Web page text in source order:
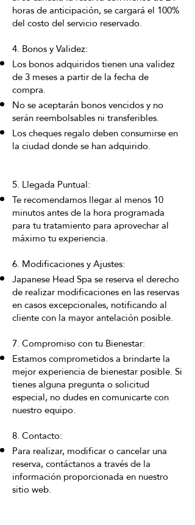
horas de anticipación, se cargará el 100%
del costo del servicio reservado.
4. Bonos y Validez:
Los bonos adquiridos tienen una validez
de 3 meses a partir de la fecha de
compra.
No se aceptarán bonos vencidos y no
serán reembolsables ni transferibles.
Los cheques regalo deben consumirse en
la ciudad donde se han adquirido.
5. Llegada Puntual:
Te recomendamos llegar al menos 10
minutos antes de la hora programada
para tu tratamiento para aprovechar al
máximo tu experiencia.
6. Modificaciones y Ajustes:
Japanese Head Spa se reserva el derecho
de realizar modificaciones en las reservas
en casos excepcionales, notificando al
cliente con la mayor antelación posible.
7. Compromiso con tu Bienestar:
Estamos comprometidos a brindarte la
mejor experiencia de bienestar posible. Si
tienes alguna pregunta o solicitud
especial, no dudes en comunicarte con
nuestro equipo.
8. Contacto:
Para realizar, modificar o cancelar una
reserva, contáctanos a través de la
información proporcionada en nuestro
sitio web.